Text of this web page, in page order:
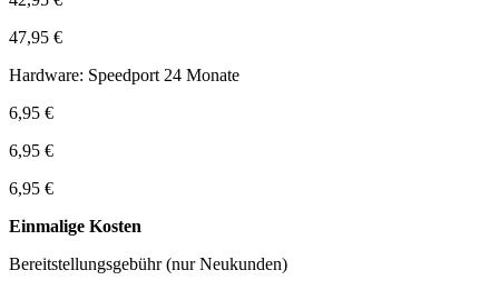
47,95 €
Hardware: Speedport 24 Monate
6,95 €
6,95 €
6,95 €
Einmalige Kosten
Bereitstellungsgebühr (nur Neukunden)